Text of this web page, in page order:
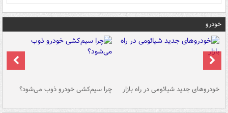
خودرو
خودروهای جدید شیائومی در راه بازار چرا سیم‌کشی خودرو ذوب می‌شود؟